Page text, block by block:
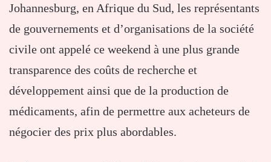
Johannesburg, en Afrique du Sud, les représentants
de gouvernements et d’organisations de la société
civile ont appelé ce weekend à une plus grande
transparence des coûts de recherche et
développement ainsi que de la production de
médicaments, afin de permettre aux acheteurs de
négocier des prix plus abordables.